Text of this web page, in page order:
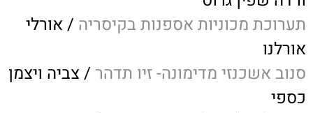
תערוכת מכוניות אספנות בקיסריה / אורלי
אורלנו
סנוב אשכנזי מדימונה- זיו תדהר / צביה ויצמן
כספי